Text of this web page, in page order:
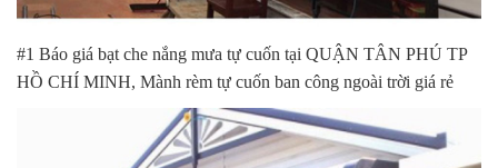
#1 Báo giá bạt che nắng mưa tự cuốn tại QUẬN TÂN PHÚ TP
HỒ CHÍ MINH, Mành rèm tự cuốn ban công ngoài trời giá rẻ